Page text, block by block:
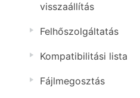
visszaállítás
Felhőszolgáltatás
Kompatibilitási lista
Fájlmegosztás